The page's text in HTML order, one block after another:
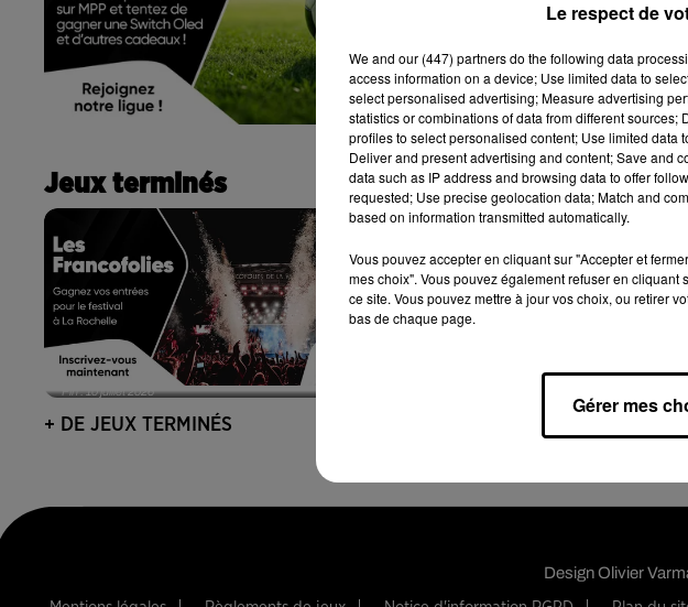
Jeux terminés
Fin : 10 juillet 2026
+ DE JEUX TERMINÉS
DesignOlivier
Le respect de
We and our (447) partnersdo the following data
access information on a device; Use limited data to
select personalised advertising; Measure advertising
statistics or combinations of data from different
profiles to select personalised content; Use limited data
Deliver and present advertising and content; Save and
data such as IP address and browsing data to offer
requested; Use precise geolocation data; Match and
based on information transmitted automatically.
Vous pouvez accepter en cliquant sur "Accepter et
mes choix". Vous pouvez également refuser en
ce site. Vous pouvez mettre à jour vos choix, ou retirer
bas de chaque page.
Gérer mes